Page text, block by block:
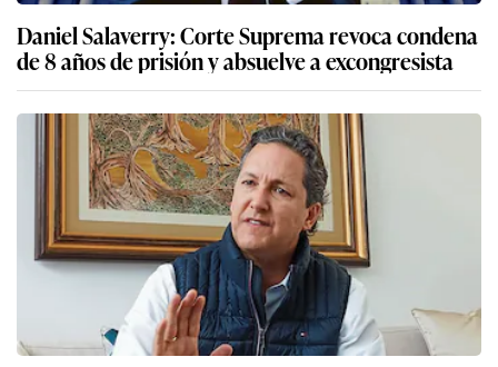
Daniel Salaverry: Corte Suprema revoca condena
de 8 años de prisión y absuelve a excongresista